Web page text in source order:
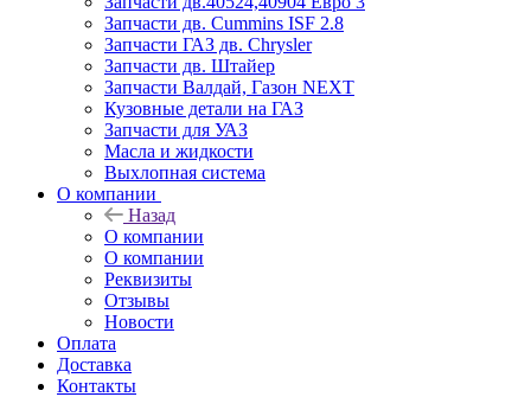
Запчасти дв. Cummins ISF 2.8
Запчасти ГАЗ дв. Chrysler
Запчасти дв. Штайер
Запчасти Валдай, Газон NEXT
Кузовные детали на ГАЗ
Запчасти для УАЗ
Масла и жидкости
Выхлопная система
О компании
Назад
О компании
О компании
Реквизиты
Отзывы
Новости
Оплата
Доставка
Контакты